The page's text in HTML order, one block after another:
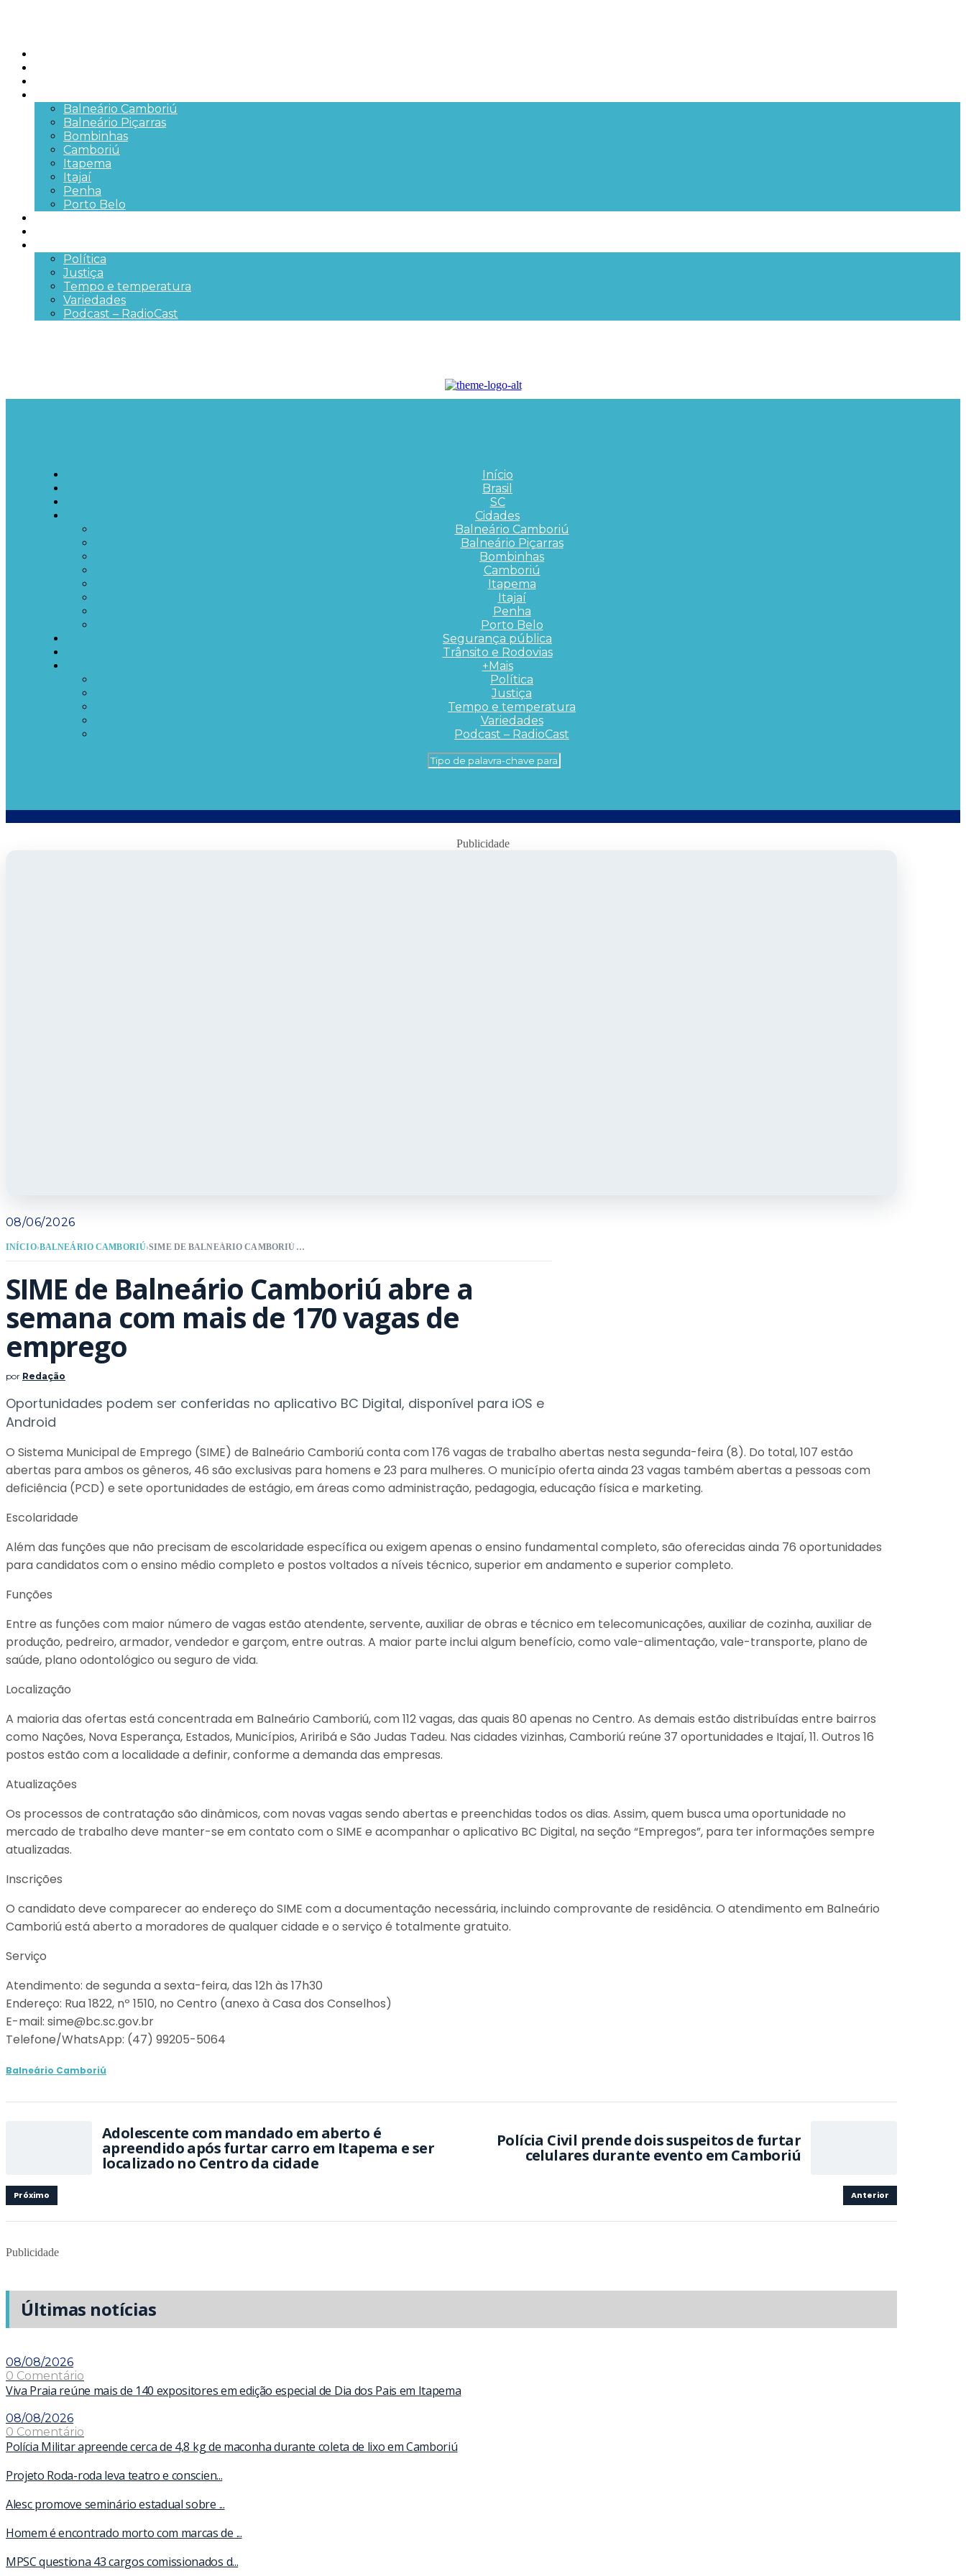
Balneário Camboriú
Balneário Piçarras
Bombinhas
Camboriú
Itapema
Itajaí
Penha
Porto Belo
Política
Justiça
Tempo e temperatura
Variedades
Podcast – RadioCast
Início
Brasil
SC
Cidades
Balneário Camboriú
Balneário Piçarras
Bombinhas
Camboriú
Itapema
Itajaí
Penha
Porto Belo
Segurança pública
Trânsito e Rodovias
+Mais
Política
Justiça
Tempo e temperatura
Variedades
Podcast – RadioCast
Publicidade
08/06/2026
INÍCIO›BALNEÁRIO CAMBORIÚ› SIME DE BALNEÁRIO CAMBORIÚ ABRE A SEMANA COM MAIS DE 170 VAGAS DE EMPREGO
SIME de Balneário Camboriú abre a
semana com mais de 170 vagas de
emprego
por Redação
Oportunidades podem ser conferidas no aplicativo BC Digital, disponível para iOS e
Android
O Sistema Municipal de Emprego (SIME) de Balneário Camboriú conta com 176 vagas de trabalho abertas nesta segunda-feira (8). Do total, 107 estão
abertas para ambos os gêneros, 46 são exclusivas para homens e 23 para mulheres. O município oferta ainda 23 vagas também abertas a pessoas com
deficiência (PCD) e sete oportunidades de estágio, em áreas como administração, pedagogia, educação física e marketing.
Escolaridade
Além das funções que não precisam de escolaridade específica ou exigem apenas o ensino fundamental completo, são oferecidas ainda 76 oportunidades
para candidatos com o ensino médio completo e postos voltados a níveis técnico, superior em andamento e superior completo.
Funções
Entre as funções com maior número de vagas estão atendente, servente, auxiliar de obras e técnico em telecomunicações, auxiliar de cozinha, auxiliar de
produção, pedreiro, armador, vendedor e garçom, entre outras. A maior parte inclui algum benefício, como vale-alimentação, vale-transporte, plano de
saúde, plano odontológico ou seguro de vida.
Localização
A maioria das ofertas está concentrada em Balneário Camboriú, com 112 vagas, das quais 80 apenas no Centro. As demais estão distribuídas entre bairros
como Nações, Nova Esperança, Estados, Municípios, Ariribá e São Judas Tadeu. Nas cidades vizinhas, Camboriú reúne 37 oportunidades e Itajaí, 11. Outros 16
postos estão com a localidade a definir, conforme a demanda das empresas.
Atualizações
Os processos de contratação são dinâmicos, com novas vagas sendo abertas e preenchidas todos os dias. Assim, quem busca uma oportunidade no
mercado de trabalho deve manter-se em contato com o SIME e acompanhar o aplicativo BC Digital, na seção “Empregos”, para ter informações sempre
atualizadas.
Inscrições
O candidato deve comparecer ao endereço do SIME com a documentação necessária, incluindo comprovante de residência. O atendimento em Balneário
Camboriú está aberto a moradores de qualquer cidade e o serviço é totalmente gratuito.
Serviço
Atendimento: de segunda a sexta-feira, das 12h às 17h30
Endereço: Rua 1822, nº 1510, no Centro (anexo à Casa dos Conselhos)
E-mail: sime@bc.sc.gov.br
Telefone/WhatsApp: (47) 99205-5064
Balneário Camboriú
Adolescente com mandado em aberto é
apreendido após furtar carro em Itapema e ser
localizado no Centro da cidade
Próximo
Polícia Civil prende dois suspeitos de furtar
celulares durante evento em Camboriú
Anterior
Publicidade
Últimas notícias
08/08/2026
0 Comentário
Viva Praia reúne mais de 140 expositores em edição especial de Dia dos Pais em Itapema
08/08/2026
0 Comentário
Polícia Militar apreende cerca de 4,8 kg de maconha durante coleta de lixo em Camboriú
Projeto Roda-roda leva teatro e conscien...
Alesc promove seminário estadual sobre ...
Homem é encontrado morto com marcas de ...
MPSC questiona 43 cargos comissionados d...